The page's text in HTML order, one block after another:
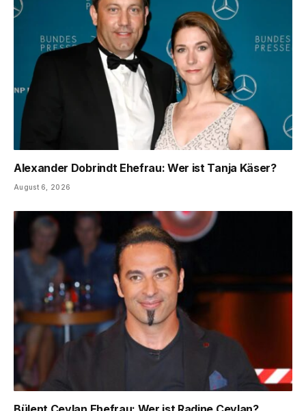
Alexander Dobrindt Ehefrau: Wer ist Tanja Käser?
August 6, 2026